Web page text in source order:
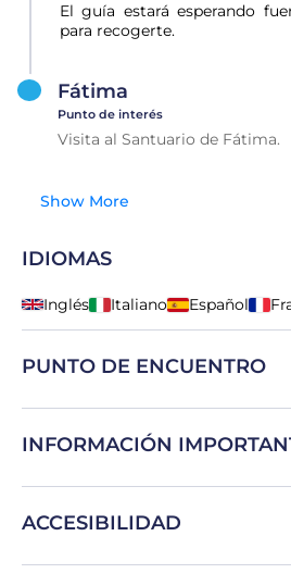
El guía estará esperando
para recogerte.
Fátima
Punto de interés
Visita al Santuario de Fátima.
Show More
IDIOMAS
Inglés Italiano Español
PUNTO DE ENCUENTRO
Av. da Liberdade 2, 1250-144
INFORMACIÓN
ACCESIBILIDAD